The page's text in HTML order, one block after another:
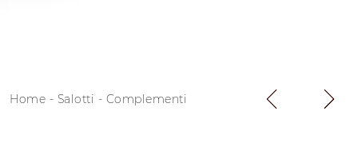
Home - Salotti - Complementi